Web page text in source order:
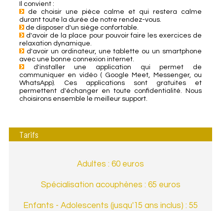
Il convient :
de choisir une pièce calme et qui restera calme
durant toute la durée de notre rendez-vous.
de disposer d'un siège confortable.
d'avoir de la place pour pouvoir faire les exercices de
relaxation dynamique.
d'avoir un ordinateur, une tablette ou un smartphone
avec une bonne connexion internet.
d'installer une application qui permet de
communiquer en vidéo ( Google Meet, Messenger, ou
WhatsApp). Ces applications sont gratuites et
permettent d'échanger en toute confidentialité. Nous
choisirons ensemble le meilleur support.
Tarifs
Adultes : 60 euros
Spécialisation acouphènes : 65 euros
Enfants - Adolescents (jusqu'15 ans inclus) : 55